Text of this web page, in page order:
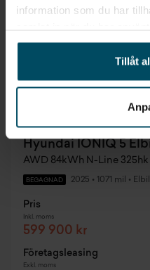
information som du har
Tillåt
Jönköping
Hyundai IONIQ 5
AWD 84kWh N-Line
BEGAGNAD 2025 • 1071 mil • Elbil
Pris
Inkl. moms
599 900 kr
Företagsleasing
Exkl. moms